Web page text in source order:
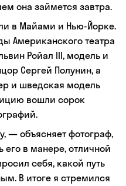
она займется завтра.
в Майами и Нью-Йорке.
Американского театра
Ройал III, модель и
Сергей Полунин, а
и шведская модель
вошли сорок
— объясняет фотограф,
его в манере, отличной
себя, какой путь
В итоге я стремился